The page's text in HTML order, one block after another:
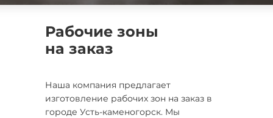
Наша компания предлагает
изготовление рабочих зон на заказ в
городе Усть-каменогорск. Мы
Рабочие зоны
на заказ